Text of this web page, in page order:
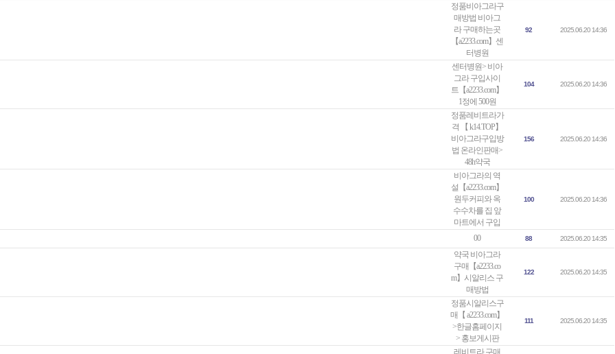
정품비아그라구
매방법 비아그
라 구매하는곳
【a2233.com】센
터병원
92 2025.06.20 14:36
센터병원> 비아
그라 구입사이
트【a2233.com】
1정에 500원
104 2025.06.20 14:36
정품레비트라가
격 【 k14.TOP】
비아그라구입방
법 온라인판매>
48h약국
156 2025.06.20 14:36
비아그라의 역
설【a2233.cоm】
원두커피와 옥
수수차를 집 앞
마트에서 구입
100 2025.06.20 14:36
00 88 2025.06.20 14:35
약국 비아그라
구매【a2233.co
m】시알리스 구
매방법
122 2025.06.20 14:35
정품시알리스구
매【 a2233.cоm】
>한글홈페이지
> 홍보게시판
111 2025.06.20 14:35
레비트라 구매